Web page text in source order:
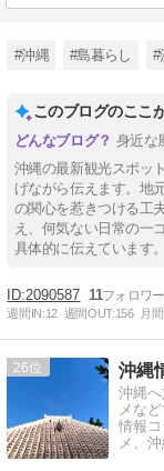
#沖縄 #島暮らし #
このブログのここ
身近な
沖縄の最新観光スポッ
げながら伝えます。地
の関心を惹きつける工
え、何気ない日常の一
具体的に伝えています。
2090587 11
週間IN:12 週間OUT:156 月
26 沖縄
沖縄
メな
情報
メ、